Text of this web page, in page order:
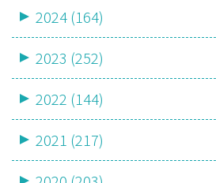
2024 (164)
2023 (252)
2022 (144)
2021 (217)